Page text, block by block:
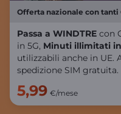
Offerta nazionale con tanti
Passa a WINDTRE con
in 5G, Minuti illimitati
utilizzabili anche in UE.
spedizione SIM gratuita.
5,99 €/mese